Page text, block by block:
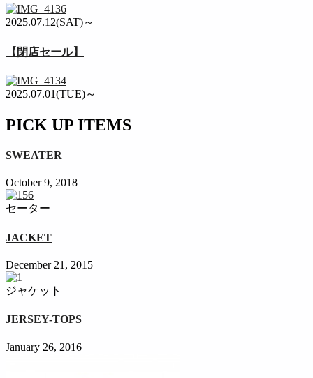
2025.07.12(SAT)～
【閉店セール】
2025.07.01(TUE)～
PICK UP ITEMS
SWEATER
October 9, 2018
セーター
JACKET
December 21, 2015
ジャケット
JERSEY-TOPS
January 26, 2016